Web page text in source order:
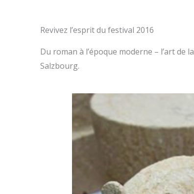
Revivez l’esprit du festival 2016
Du roman à l’époque moderne – l’art de
Salzbourg.